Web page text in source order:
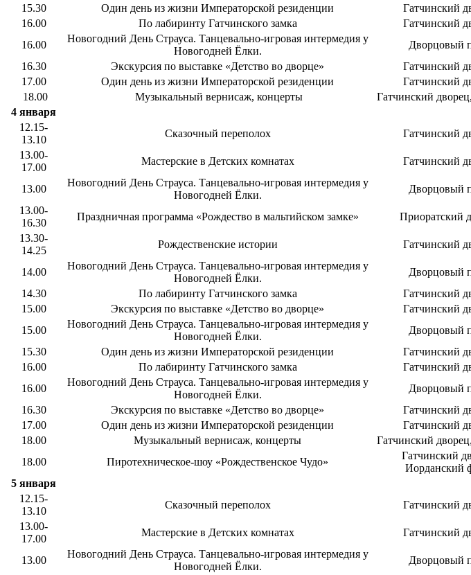
15.30
Один день из жизни Императорской резиденции
Гатчинский
16.00
По лабиринту Гатчинского замка
Гатчинский
16.00
Новогодний День Страуса. Танцевально-игровая интермедия у
Новогодней Ёлки.
Дворцовый
16.30
Экскурсия по выставке «Детство во дворце»
Гатчинский
17.00
Один день из жизни Императорской резиденции
Гатчинский
18.00
Музыкальный вернисаж, концерты
Гатчинский дворец,
4 января
12.15-
13.10
Сказочный переполох
Гатчинский
13.00-
17.00
Мастерские в Детских комнатах Гатчинский
13.00
Новогодний День Страуса. Танцевально-игровая интермедия у
Новогодней Ёлки.
Дворцовый
13.00-
16.30
Праздничная программа «Рождество в мальтийском замке»
Приоратский
13.30-
14.25
Рождественские истории Гатчинский
14.00
Новогодний День Страуса. Танцевально-игровая интермедия у
Новогодней Ёлки.
Дворцовый
14.30
По лабиринту Гатчинского замка
Гатчинский
15.00
Экскурсия по выставке «Детство во дворце»
Гатчинский
15.00
Новогодний День Страуса. Танцевально-игровая интермедия у
Новогодней Ёлки.
Дворцовый
15.30
Один день из жизни Императорской резиденции
Гатчинский
16.00
По лабиринту Гатчинского замка
Гатчинский
16.00
Новогодний День Страуса. Танцевально-игровая интермедия у
Новогодней Ёлки.
Дворцовый
16.30
Экскурсия по выставке «Детство во дворце»
Гатчинский
17.00
Один день из жизни Императорской резиденции
Гатчинский
18.00
Музыкальный вернисаж, концерты
Гатчинский дворец,
18.00
Пиротехническое-шоу «Рождественское Чудо»
Гатчинский
Иорданский
5 января
12.15-
13.10
Сказочный переполох
Гатчинский
13.00-
17.00
Мастерские в Детских комнатах Гатчинский
13.00
Новогодний День Страуса. Танцевально-игровая интермедия у
Новогодней Ёлки.
Дворцовый